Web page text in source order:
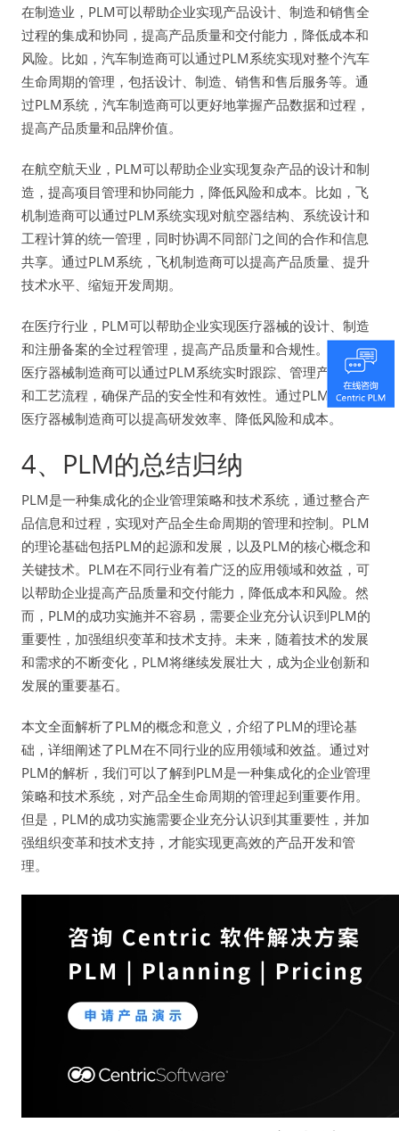
在制造业，PLM可以帮助企业实现产品设计、制造和销售全
过程的集成和协同，提高产品质量和交付能力，降低成本和
风险。比如，汽车制造商可以通过PLM系统实现对整个汽车
生命周期的管理，包括设计、制造、销售和售后服务等。通
过PLM系统，汽车制造商可以更好地掌握产品数据和过程，
提高产品质量和品牌价值。
在航空航天业，PLM可以帮助企业实现复杂产品的设计和制
造，提高项目管理和协同能力，降低风险和成本。比如，飞
机制造商可以通过PLM系统实现对航空器结构、系统设计和
工程计算的统一管理，同时协调不同部门之间的合作和信息
共享。通过PLM系统，飞机制造商可以提高产品质量、提升
技术水平、缩短开发周期。
在医疗行业，PLM可以帮助企业实现医疗器械的设计、制造
和注册备案的全过程管理，提高产品质量和合规性。比如，
医疗器械制造商可以通过PLM系统实时跟踪、管理产品数据
和工艺流程，确保产品的安全性和有效性。通过PLM系统，
医疗器械制造商可以提高研发效率、降低风险和成本。
4、PLM的总结归纳
PLM是一种集成化的企业管理策略和技术系统，通过整合产
品信息和过程，实现对产品全生命周期的管理和控制。PLM
的理论基础包括PLM的起源和发展，以及PLM的核心概念和
关键技术。PLM在不同行业有着广泛的应用领域和效益，可
以帮助企业提高产品质量和交付能力，降低成本和风险。然
而，PLM的成功实施并不容易，需要企业充分认识到PLM的
重要性，加强组织变革和技术支持。未来，随着技术的发展
和需求的不断变化，PLM将继续发展壮大，成为企业创新和
发展的重要基石。
本文全面解析了PLM的概念和意义，介绍了PLM的理论基
础，详细阐述了PLM在不同行业的应用领域和效益。通过对
PLM的解析，我们可以了解到PLM是一种集成化的企业管理
策略和技术系统，对产品全生命周期的管理起到重要作用。
但是，PLM的成功实施需要企业充分认识到其重要性，并加
强组织变革和技术支持，才能实现更高效的产品开发和管
理。